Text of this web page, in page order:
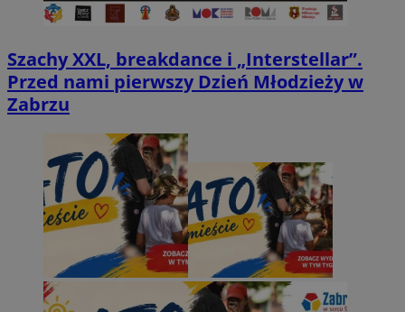
Szachy XXL, breakdance i „Interstellar”.
Przed nami pierwszy Dzień Młodzieży w
Zabrzu